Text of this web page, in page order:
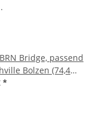
Bridge, passend
Bolzen (74,4
glänzend,
*